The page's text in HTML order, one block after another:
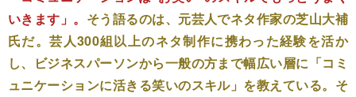
いきます」。 そう語るのは、元芸人でネタ作家の芝山大補
氏だ。芸人300組以上のネタ制作に携わった経験を活か
し、ビジネスパーソンから一般の方まで幅広い層に「コミ
ュニケーションに活きる笑いのスキル」を教えている。そ